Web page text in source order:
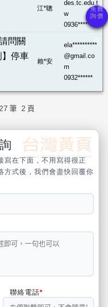
江*聰
des.tc.edu.t
w
0936*******
問關
停車
賴*安
ela**********
@gmail.co
m
0932******
筆 2 頁
寫在下面，不用寫得很正
方式後，我們會盡快回覆你
聯絡電話